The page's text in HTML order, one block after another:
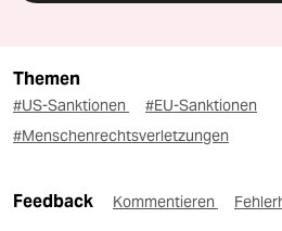
Themen
#US-Sanktionen
#EU-Sanktionen
#Menschenrechtsverletzungen
Feedback Kommentieren